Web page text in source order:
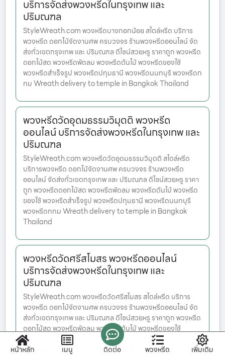
บริการจัดส่งพวงหรีดในกรุงเทพ และ
ปริมณฑล
StyleWreath.com พวงหรีดบางกอกน้อย สไตล์หรีด บริการ
พวงหรีด ดอกไม้จัดงานศพ ครบวงจร ร้านพวงหรีดออนไลน์ จัด
ส่งทั่วเขตกรุงเทพ และ ปริมณฑล ดีไซน์สวยหรู ราคาถูก พวงหรีด
ดอกไม้สด พวงหรีดพัดลม พวงหรีดต้นไม้ พวงหรีดของใช้
พวงหรีดสำเร็จรูป พวงหรีดปทุมธานี พวงหรีดนนทบุรี พวงหรีดก
ทม Wreath delivery to temple in Bangkok Thailand
พวงหรีดวัดอุดมธรรมวิมุตติ พวงหรีด
ออนไลน์ บริการจัดส่งพวงหรีดในกรุงเทพ และ
ปริมณฑล
StyleWreath.com พวงหรีดวัดอุดมธรรมวิมุตติ สไตล์หรีด
บริการพวงหรีด ดอกไม้จัดงานศพ ครบวงจร ร้านพวงหรีด
ออนไลน์ จัดส่งทั่วเขตกรุงเทพ และ ปริมณฑล ดีไซน์สวยหรู ราคา
ถูก พวงหรีดดอกไม้สด พวงหรีดพัดลม พวงหรีดต้นไม้ พวงหรีด
ของใช้ พวงหรีดสำเร็จรูป พวงหรีดปทุมธานี พวงหรีดนนทบุรี
พวงหรีดกทม Wreath delivery to temple in Bangkok
Thailand
พวงหรีดวัดศรีสโมสร พวงหรีดออนไลน์
บริการจัดส่งพวงหรีดในกรุงเทพ และ
ปริมณฑล
StyleWreath.com พวงหรีดวัดศรีสโมสร สไตล์หรีด บริการ
พวงหรีด ดอกไม้จัดงานศพ ครบวงจร ร้านพวงหรีดออนไลน์ จัด
ส่งทั่วเขตกรุงเทพ และ ปริมณฑล ดีไซน์สวยหรู ราคาถูก พวงหรีด
ดอกไม้สด พวงหรีดพัดลม พวงหรีดต้นไม้ พวงหรีดของใช้
พวงหรีดสำเร็จรูป พวงหรีดปทุมธานี พวงหรีดนนทบุรี พวงหรีดก
ทม Wreath delivery to temple in Bangkok Thailand
หน้าหลัก เมนู ติดต่อ พวงหรีด เพิ่มเติม